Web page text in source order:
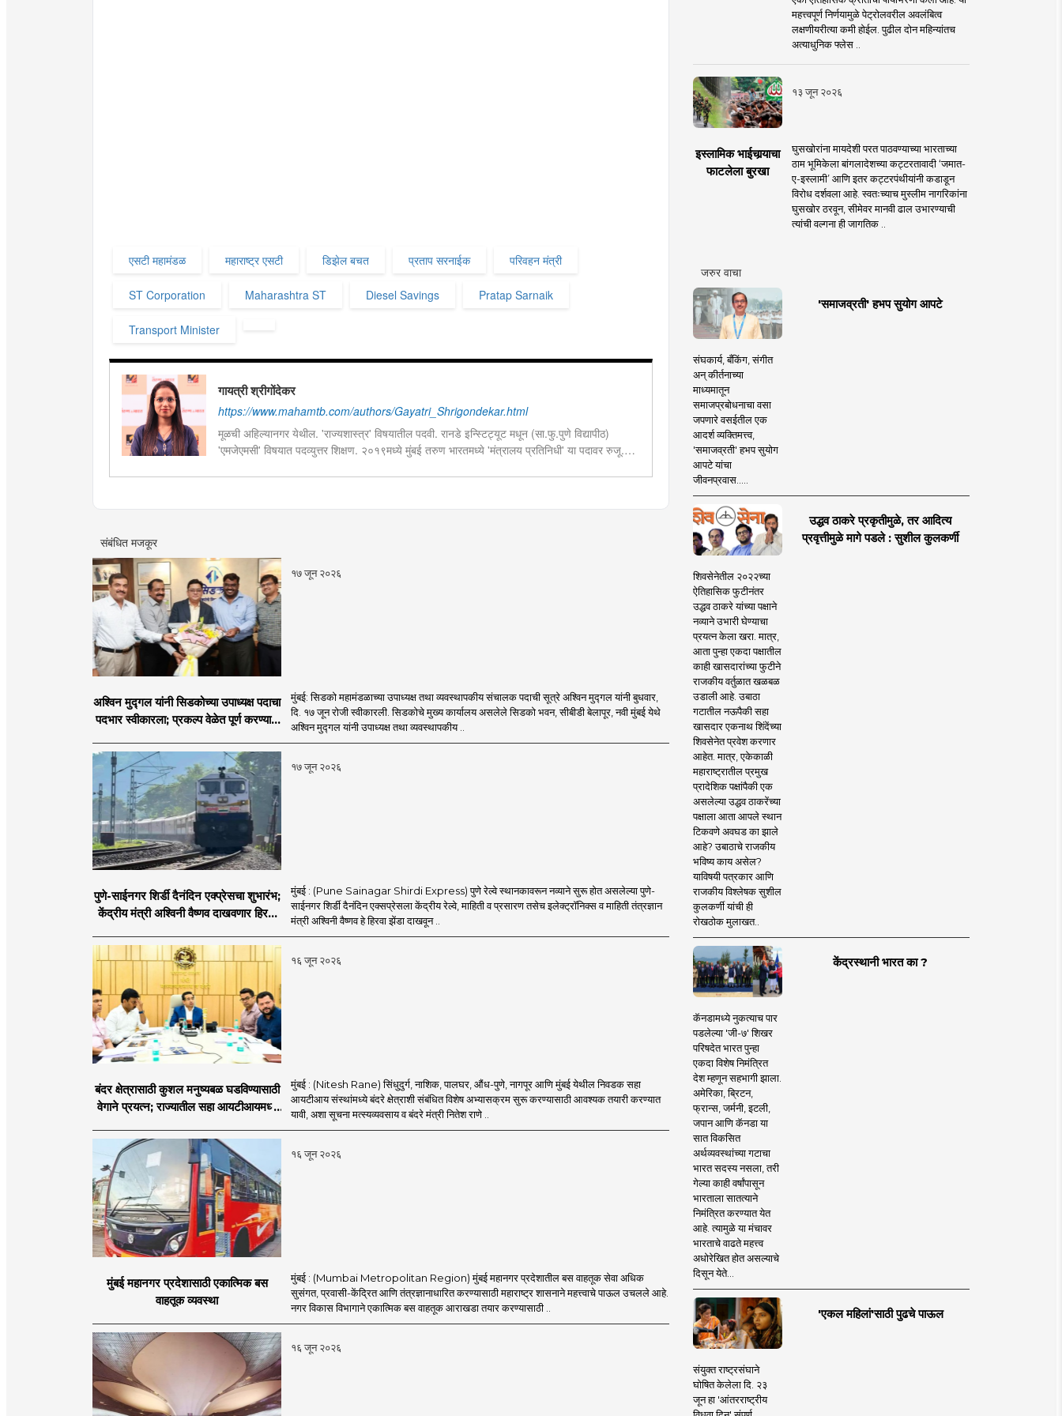
एसटी महामंडळ महाराष्ट्र एसटी डिझेल बचत प्रताप सरनाईक परिवहन मंत्री
ST Corporation Maharashtra ST Diesel Savings Pratap Sarnaik
Transport Minister
गायत्री श्रीगोंदेकर
https://www.mahamtb.com/authors/Gayatri_Shrigondekar.html
मूळची अहिल्यानगर येथील. 'राज्यशास्त्र' विषयातील पदवी. रानडे इन्स्टिट्यूट मधून (सा.फु.पुणे विद्यापीठ)
'एमजेएमसी' विषयात पदव्युत्तर शिक्षण. २०१९मध्ये मुंबई तरुण भारतमध्ये 'मंत्रालय प्रतिनिधी' या पदावर रुजू.
संबंधित मजकूर
१७ जून २०२६
अश्विन मुद्गल यांनी सिडकोच्या उपाध्यक्ष पदाचा
पदभार स्वीकारला; प्रकल्प वेळेत पूर्ण करण्यास
मुंबई: सिडको महामंडळाच्या उपाध्यक्ष तथा व्यवस्थापकीय संचालक पदाची सूत्रे अश्विन मुद्गल यांनी बुधवार,
दि. १७ जून रोजी स्वीकारली. सिडकोचे मुख्य कार्यालय असलेले सिडको भवन, सीबीडी बेलापूर, नवी मुंबई येथे
अश्विन मुद्गल यांनी उपाध्यक्ष तथा व्यवस्थापकीय ..
१७ जून २०२६
पुणे-साईनगर शिर्डी दैनंदिन एक्प्रेसचा शुभारंभ;
केंद्रीय मंत्री अश्विनी वैष्णव दाखवणार हिरवा
मुंबई : (Pune Sainagar Shirdi Express) पुणे रेल्वे स्थानकावरून नव्याने सुरू होत असलेल्या पुणे-
साईनगर शिर्डी दैनंदिन एक्सप्रेसला केंद्रीय रेल्वे, माहिती व प्रसारण तसेच इलेक्ट्रॉनिक्स व माहिती तंत्रज्ञान
मंत्री अश्विनी वैष्णव हे हिरवा झेंडा दाखवून ..
१६ जून २०२६
बंदर क्षेत्रासाठी कुशल मनुष्यबळ घडविण्यासाठी
वेगाने प्रयत्न; राज्यातील सहा आयटीआयमध्ये
मुंबई : (Nitesh Rane) सिंधुदुर्ग, नाशिक, पालघर, औंध-पुणे, नागपूर आणि मुंबई येथील निवडक सहा
आयटीआय संस्थांमध्ये बंदरे क्षेत्राशी संबंधित विशेष अभ्यासक्रम सुरू करण्यासाठी आवश्यक तयारी करण्यात
यावी, अशा सूचना मत्स्यव्यवसाय व बंदरे मंत्री नितेश राणे ..
१६ जून २०२६
मुंबई महानगर प्रदेशासाठी एकात्मिक बस
वाहतूक व्यवस्था
मुंबई : (Mumbai Metropolitan Region) मुंबई महानगर प्रदेशातील बस वाहतूक सेवा अधिक
सुसंगत, प्रवासी-केंद्रित आणि तंत्रज्ञानाधारित करण्यासाठी महाराष्ट्र शासनाने महत्त्वाचे पाऊल उचलले आहे.
नगर विकास विभागाने एकात्मिक बस वाहतूक आराखडा तयार करण्यासाठी ..
१६ जून २०२६
महत्त्वपूर्ण निर्णयामुळे पेट्रोलवरील अवलंबित्व
लक्षणीयरीत्या कमी होईल. पुढील दोन महिन्यांतच
अत्याधुनिक फ्लेस ..
१३ जून २०२६
इस्लामिक भाईचार्‍याचा
फाटलेला बुरखा
घुसखोरांना मायदेशी परत पाठवण्याच्या भारताच्या
ठाम भूमिकेला बांगलादेशच्या कट्टरतावादी ‘जमात-
ए-इस्लामी’ आणि इतर कट्टरपंथीयांनी कडाडून
विरोध दर्शवला आहे. स्वतःच्याच मुस्लीम नागरिकांना
घुसखोर ठरवून, सीमेवर मानवी ढाल उभारण्याची
त्यांची वल्गना ही जागतिक ..
जरुर वाचा
'समाजव्रती' हभप सुयोग आपटे
संघकार्य, बँकिंग, संगीत
अन् कीर्तनाच्या
माध्यमातून
समाजप्रबोधनाचा वसा
जपणारे वसईतील एक
आदर्श व्यक्तिमत्त्व,
'समाजव्रती' हभप सुयोग
आपटे यांचा
जीवनप्रवास.....
उद्धव ठाकरे प्रकृतीमुळे, तर आदित्य
प्रवृत्तीमुळे मागे पडले : सुशील कुलकर्णी
शिवसेनेतील २०२२च्या
ऐतिहासिक फुटीनंतर
उद्धव ठाकरे यांच्या पक्षाने
नव्याने उभारी घेण्याचा
प्रयत्न केला खरा. मात्र,
आता पुन्हा एकदा पक्षातील
काही खासदारांच्या फुटीने
राजकीय वर्तुळात खळबळ
उडाली आहे. उबाठा
गटातील नऊपैकी सहा
खासदार एकनाथ शिंदेंच्या
शिवसेनेत प्रवेश करणार
आहेत. मात्र, एकेकाळी
महाराष्ट्रातील प्रमुख
प्रादेशिक पक्षांपैकी एक
असलेल्या उद्धव ठाकरेंच्या
पक्षाला आता आपले स्थान
टिकवणे अवघड का झाले
आहे? उबाठाचे राजकीय
भविष्य काय असेल?
याविषयी पत्रकार आणि
राजकीय विश्लेषक सुशील
कुलकर्णी यांची ही
रोखठोक मुलाखत..
केंद्रस्थानी भारत का ?
कॅनडामध्ये नुकत्याच पार
पडलेल्या 'जी-७' शिखर
परिषदेत भारत पुन्हा
एकदा विशेष निमंत्रित
देश म्हणून सहभागी झाला.
अमेरिका, ब्रिटन,
फ्रान्स, जर्मनी, इटली,
जपान आणि कॅनडा या
सात विकसित
अर्थव्यवस्थांच्या गटाचा
भारत सदस्य नसला, तरी
गेल्या काही वर्षांपासून
भारताला सातत्याने
निमंत्रित करण्यात येत
आहे. त्यामुळे या मंचावर
भारताचे वाढते महत्त्व
अधोरेखित होत असल्याचे
दिसून येते...
'एकल महिलां'साठी पुढचे पाऊल
संयुक्त राष्ट्रसंघाने
घोषित केलेला दि. २३
जून हा 'आंतरराष्ट्रीय